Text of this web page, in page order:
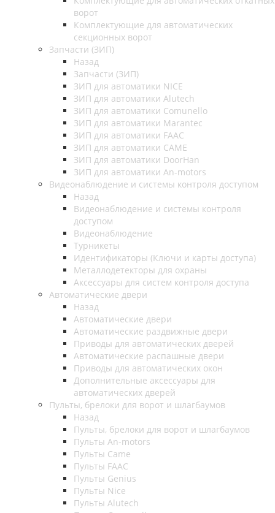
ворот
Комплектующие для автоматических
секционных ворот
Запчасти (ЗИП)
Назад
Запчасти (ЗИП)
ЗИП для автоматики NICE
ЗИП для автоматики Alutech
ЗИП для автоматики Comunello
ЗИП для автоматики Marantec
ЗИП для автоматики FAAC
ЗИП для автоматики CAME
ЗИП для автоматики DoorHan
ЗИП для автоматики An-motors
Видеонаблюдение и системы контроля доступом
Назад
Видеонаблюдение и системы контроля
доступом
Видеонаблюдение
Турникеты
Идентификаторы (Ключи и карты доступа)
Металлодетекторы для охраны
Аксессуары для систем контроля доступа
Автоматические двери
Назад
Автоматические двери
Автоматические раздвижные двери
Приводы для автоматических дверей
Автоматические распашные двери
Приводы для автоматических окон
Дополнительные аксессуары для
автоматических дверей
Пульты, брелоки для ворот и шлагбаумов
Назад
Пульты, брелоки для ворот и шлагбаумов
Пульты An-motors
Пульты Came
Пульты FAAC
Пульты Genius
Пульты Nice
Пульты Alutech